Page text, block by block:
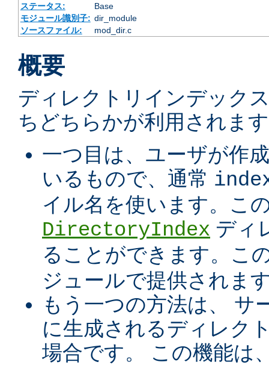
ステータス:
Base
モジュール識別子: dir_module
ソースファイル:
mod_dir.c
概要
ディレクトリインデック
ちどちらかが利用されま
一つ目は、ユーザが作
いるもので、通常
イル名を使います。こ
DirectoryIndex ディ
ることができます。こ
ジュールで提供されま
もう一つの方法は、 サ
に生成されるディレク
場合です。 この機能は